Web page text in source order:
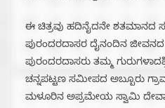
ಈ ಚಿತ್ರವು ಹದಿನೈದನೇ ಶತಮಾನದ
ಪುರಂದರದಾಸರ ದೈನಂದಿನ
ಪುರಂದರದಾಸರು ತಮ್ಮ
ಚನ್ನಪಟ್ಟಣ ಸಮೀಪದ ಅಬ್ಬೂರು
ಮಳೂರಿನ ಅಪ್ರಮೇಯ ಸ್ವಾಮಿ